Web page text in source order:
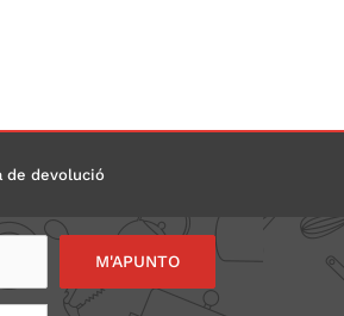
de devolució